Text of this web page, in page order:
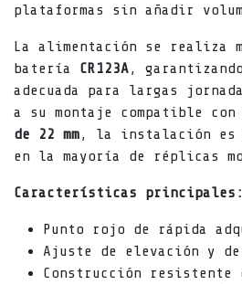
plataformas sin añadir
La alimentación se realiza
batería CR123A,
adecuada para largas
a su montaje compatible
de 22 mm, la instalación es
en la mayoría de réplicas
Características principales:
Punto rojo de rápida
Ajuste de elevación y
Construcción resistente